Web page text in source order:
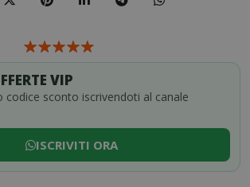
VIP
codice sconto iscrivendoti al canale
ISCRIVITI ORA